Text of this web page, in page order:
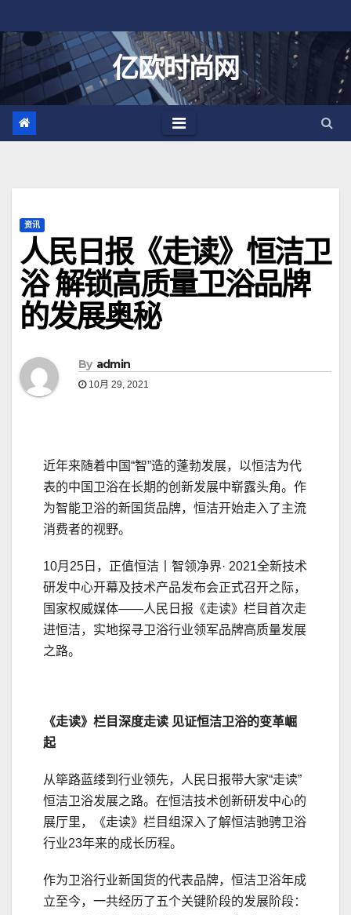
至
亿欧时尚网
资讯
人民日报《走读》恒洁卫
浴 解锁高质量卫浴品牌
的发展奥秘
By admin
10月 29, 2021
近年来随着中国“智”造的蓬勃发展，以恒洁为代
表的中国卫浴在长期的创新发展中崭露头角。作
为智能卫浴的新国货品牌，恒洁开始走入了主流
消费者的视野。
10月25日，正值恒洁丨智领净界· 2021全新技术
研发中心开幕及技术产品发布会正式召开之际，
国家权威媒体——人民日报《走读》栏目首次走
进恒洁，实地探寻卫浴行业领军品牌高质量发展
之路。
《走读》栏目深度走读 见证恒洁卫浴的变革崛
起
从筚路蓝缕到行业领先，人民日报带大家“走读”
恒洁卫浴发展之路。在恒洁技术创新研发中心的
展厅里，《走读》栏目组深入了解恒洁驰骋卫浴
行业23年来的成长历程。
作为卫浴行业新国货的代表品牌，恒洁卫浴年成
立至今，一共经历了五个关键阶段的发展阶段：